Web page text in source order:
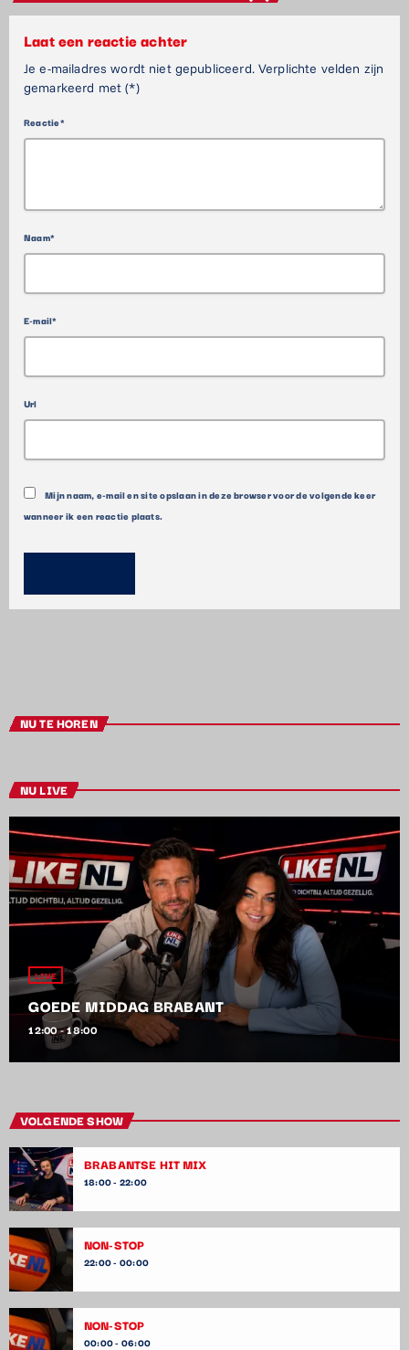
Laat een reactie achter
Je e-mailadres wordt niet gepubliceerd. Verplichte velden zijn
gemarkeerd met (*)
Reactie*
Naam*
E-mail*
Url
Mijn naam, e-mail en site opslaan in deze browser voor de volgende keer
wanneer ik een reactie plaats.
NU TE HOREN
NU LIVE
LIVE
GOEDE MIDDAG BRABANT
12:00 - 18:00
VOLGENDE SHOW
BRABANTSE HIT MIX
18:00 - 22:00
NON-STOP
22:00 - 00:00
NON-STOP
00:00 - 06:00